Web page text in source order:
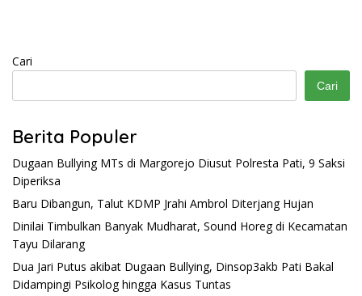
Cari
Cari
Berita Populer
Dugaan Bullying MTs di Margorejo Diusut Polresta Pati, 9 Saksi
Diperiksa
Baru Dibangun, Talut KDMP Jrahi Ambrol Diterjang Hujan
Dinilai Timbulkan Banyak Mudharat, Sound Horeg di Kecamatan
Tayu Dilarang
Dua Jari Putus akibat Dugaan Bullying, Dinsop3akb Pati Bakal
Didampingi Psikolog hingga Kasus Tuntas